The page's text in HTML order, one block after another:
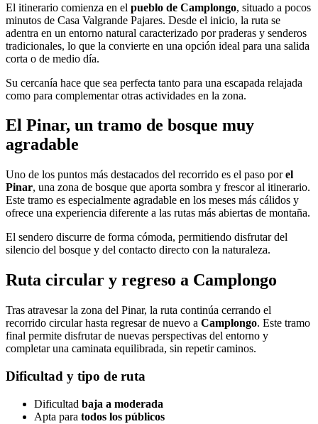
El itinerario comienza en el pueblo de Camplongo, situado a pocos
minutos de Casa Valgrande Pajares. Desde el inicio, la ruta se
adentra en un entorno natural caracterizado por praderas y senderos
tradicionales, lo que la convierte en una opción ideal para una salida
corta o de medio día.
Su cercanía hace que sea perfecta tanto para una escapada relajada
como para complementar otras actividades en la zona.
El Pinar, un tramo de bosque muy
agradable
Uno de los puntos más destacados del recorrido es el paso porel
Pinar, una zona de bosque que aporta sombra y frescor al itinerario.
Este tramo es especialmente agradable en los meses más cálidos y
ofrece una experiencia diferente a las rutas más abiertas de montaña.
El sendero discurre de forma cómoda, permitiendo disfrutar del
silencio del bosque y del contacto directo con la naturaleza.
Ruta circular y regreso a Camplongo
Tras atravesar la zona del Pinar, la ruta continúa cerrando el
recorrido circular hasta regresar de nuevo a Camplongo. Este tramo
final permite disfrutar de nuevas perspectivas del entorno y
completar una caminata equilibrada, sin repetir caminos.
Dificultad y tipo de ruta
Dificultad baja a moderada
Apta para todos los públicos